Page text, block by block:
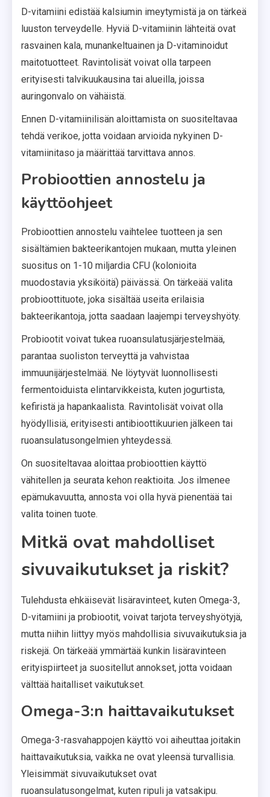
D-vitamiini edistää kalsiumin imeytymistä ja on tärkeä
luuston terveydelle. Hyviä D-vitamiinin lähteitä ovat
rasvainen kala, munankeltuainen ja D-vitaminoidut
maitotuotteet. Ravintolisät voivat olla tarpeen
erityisesti talvikuukausina tai alueilla, joissa
auringonvalo on vähäistä.
Ennen D-vitamiinilisän aloittamista on suositeltavaa
tehdä verikoe, jotta voidaan arvioida nykyinen D-
vitamiinitaso ja määrittää tarvittava annos.
Probioottien annostelu ja
käyttöohjeet
Probioottien annostelu vaihtelee tuotteen ja sen
sisältämien bakteerikantojen mukaan, mutta yleinen
suositus on 1-10 miljardia CFU (kolonioita
muodostavia yksiköitä) päivässä. On tärkeää valita
probioottituote, joka sisältää useita erilaisia
bakteerikantoja, jotta saadaan laajempi terveyshyöty.
Probiootit voivat tukea ruoansulatusjärjestelmää,
parantaa suoliston terveyttä ja vahvistaa
immuunijärjestelmää. Ne löytyvät luonnollisesti
fermentoiduista elintarvikkeista, kuten jogurtista,
kefiristä ja hapankaalista. Ravintolisät voivat olla
hyödyllisiä, erityisesti antibioottikuurien jälkeen tai
ruoansulatusongelmien yhteydessä.
On suositeltavaa aloittaa probioottien käyttö
vähitellen ja seurata kehon reaktioita. Jos ilmenee
epämukavuutta, annosta voi olla hyvä pienentää tai
valita toinen tuote.
Mitkä ovat mahdolliset
sivuvaikutukset ja riskit?
Tulehdusta ehkäisevät lisäravinteet, kuten Omega-3,
D-vitamiini ja probiootit, voivat tarjota terveyshyötyjä,
mutta niihin liittyy myös mahdollisia sivuvaikutuksia ja
riskejä. On tärkeää ymmärtää kunkin lisäravinteen
erityispiirteet ja suositellut annokset, jotta voidaan
välttää haitalliset vaikutukset.
Omega-3:n haittavaikutukset
Omega-3-rasvahappojen käyttö voi aiheuttaa joitakin
haittavaikutuksia, vaikka ne ovat yleensä turvallisia.
Yleisimmät sivuvaikutukset ovat
ruoansulatusongelmat, kuten ripuli ja vatsakipu.